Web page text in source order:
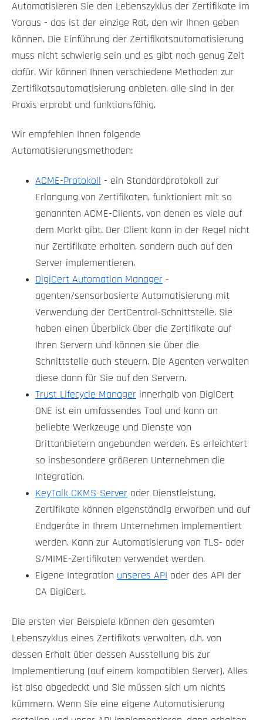
Automatisieren Sie den Lebenszyklus der Zertifikate im
Voraus - das ist der einzige Rat, den wir Ihnen geben
können. Die Einführung der Zertifikatsautomatisierung
muss nicht schwierig sein und es gibt noch genug Zeit
dafür. Wir können Ihnen verschiedene Methoden zur
Zertifikatsautomatisierung anbieten, alle sind in der
Praxis erprobt und funktionsfähig.
Wir empfehlen Ihnen folgende
Automatisierungsmethoden:
ACME-Protokoll
- ein Standardprotokoll zur
Erlangung von Zertifikaten, funktioniert mit so
genannten ACME-Clients, von denen es viele auf
dem Markt gibt. Der Client kann in der Regel nicht
nur Zertifikate erhalten, sondern auch auf den
Server implementieren.
DigiCert Automation Manager -
agenten/sensorbasierte Automatisierung mit
Verwendung der CertCentral-Schnittstelle. Sie
haben einen Überblick über die Zertifikate auf
Ihren Servern und können sie über die
Schnittstelle auch steuern. Die Agenten verwalten
diese dann für Sie auf den Servern.
Trust Lifecycle Manager innerhalb von DigiCert
ONE ist ein umfassendes Tool und kann an
beliebte Werkzeuge und Dienste von
Drittanbietern angebunden werden. Es erleichtert
so insbesondere größeren Unternehmen die
Integration.
KeyTalk CKMS-Server oder Dienstleistung.
Zertifikate können eigenständig erworben und auf
Endgeräte in Ihrem Unternehmen implementiert
werden. Kann zur Automatisierung von TLS- oder
S/MIME-Zertifikaten verwendet werden.
Eigene Integration unseres API oder des API der
CA DigiCert.
Die ersten vier Beispiele können den gesamten
Lebenszyklus eines Zertifikats verwalten, d.h. von
dessen Erhalt über dessen Ausstellung bis zur
Implementierung (auf einem kompatiblen Server). Alles
ist also abgedeckt und Sie müssen sich um nichts
kümmern. Wenn Sie eine eigene Automatisierung